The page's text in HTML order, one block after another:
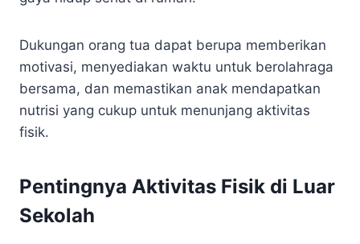
Dukungan orang tua dapat berupa memberikan
motivasi, menyediakan waktu untuk berolahraga
bersama, dan memastikan anak mendapatkan
nutrisi yang cukup untuk menunjang aktivitas
fisik.
Pentingnya Aktivitas Fisik di Luar
Sekolah